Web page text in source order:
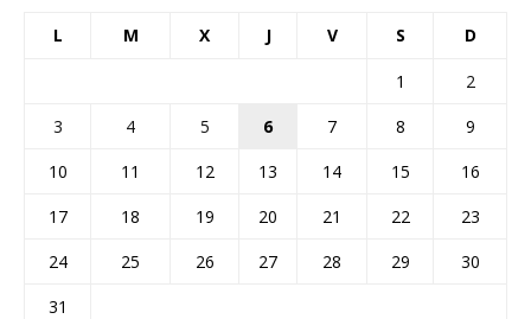
L M X J V S D
1
2
3
4 5 6 7 8
9
10
11 12 13 14 15
16
17
18 19 20 21 22
23
24
25 26 27 28 29
30
31